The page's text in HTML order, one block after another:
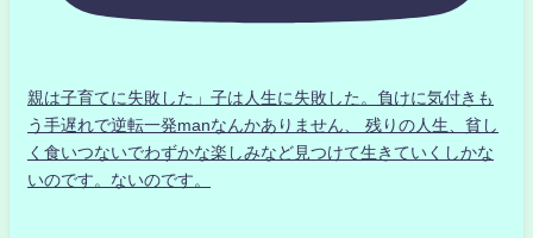
親は子育てに失敗した」子は人生に失敗した。負けに気付きも
う手遅れで逆転一発manなんかありません、 残りの人生、貧し
く食いつないでわずかな楽しみなど見つけて生きていくしかな
いのです。ないのです。